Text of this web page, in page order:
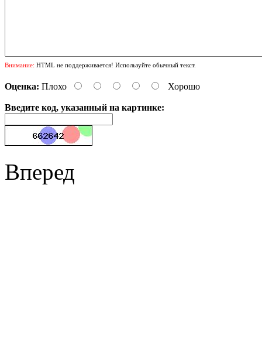
Внимание: HTML не поддерживается! Используйте обычный текст.
Оценка: Плохо Хорошо
Введите код, указанный на картинке:
Вперед